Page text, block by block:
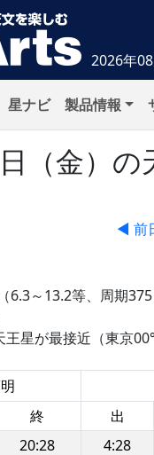
2026年
星ナビ 製品情報
（金）
◀ 前
6.3～13.2等、周期375
星が最接近（東京
終 出
20:28 4:28